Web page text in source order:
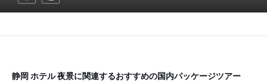
静岡 ホテル 夜景に関連するおすすめの国内パッケージツアー